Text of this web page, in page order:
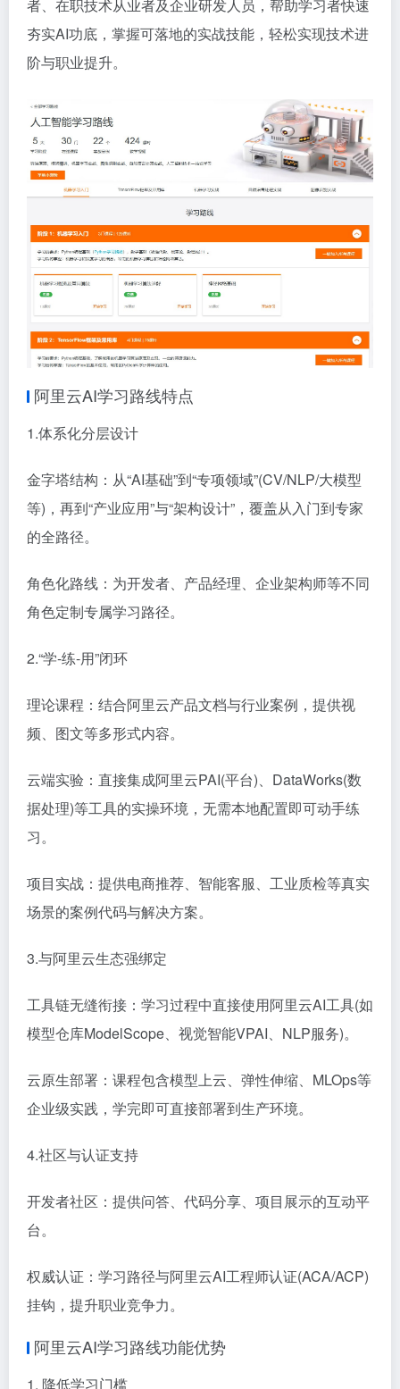
者、在职技术从业者及企业研发人员，帮助学习者快速
夯实AI功底，掌握可落地的实战技能，轻松实现技术进
阶与职业提升。
阿里云AI学习路线特点
1.体系化分层设计
金字塔结构：从“AI基础”到“专项领域”(CV/NLP/大模型
等)，再到“产业应用”与“架构设计”，覆盖从入门到专家
的全路径。
角色化路线：为开发者、产品经理、企业架构师等不同
角色定制专属学习路径。
2.“学-练-用”闭环
理论课程：结合阿里云产品文档与行业案例，提供视
频、图文等多形式内容。
云端实验：直接集成阿里云PAI(平台)、DataWorks(数
据处理)等工具的实操环境，无需本地配置即可动手练
习。
项目实战：提供电商推荐、智能客服、工业质检等真实
场景的案例代码与解决方案。
3.与阿里云生态强绑定
工具链无缝衔接：学习过程中直接使用阿里云AI工具(如
模型仓库ModelScope、视觉智能VPAI、NLP服务)。
云原生部署：课程包含模型上云、弹性伸缩、MLOps等
企业级实践，学完即可直接部署到生产环境。
4.社区与认证支持
开发者社区：提供问答、代码分享、项目展示的互动平
台。
权威认证：学习路径与阿里云AI工程师认证(ACA/ACP)
挂钩，提升职业竞争力。
阿里云AI学习路线功能优势
1. 降低学习门槛